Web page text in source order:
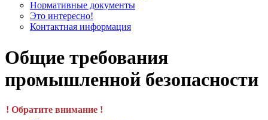
Нормативные документы
Это интересно!
Контактная информация
Общие требования
промышленной безопасности
! Обратите внимание !